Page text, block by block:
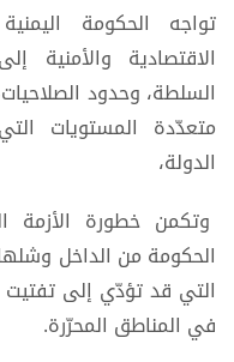
تواجه الحكومة
الاقتصادية والأمنية
السلطة، وحدود
متعدّدة المستويات
الدولة،
وتكمن خطورة الأزمة
الحكومة من الداخل
التي قد تؤدّي إلى
في المناطق المحرّرة.